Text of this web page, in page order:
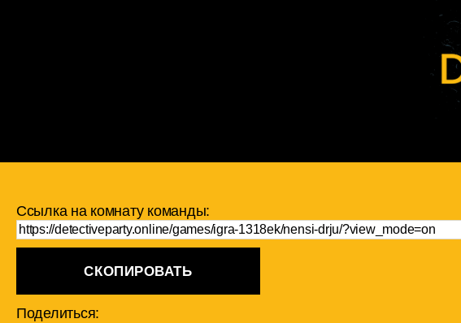
Ссылка на комнату команды:
СКОПИРОВАТЬ
Поделиться: